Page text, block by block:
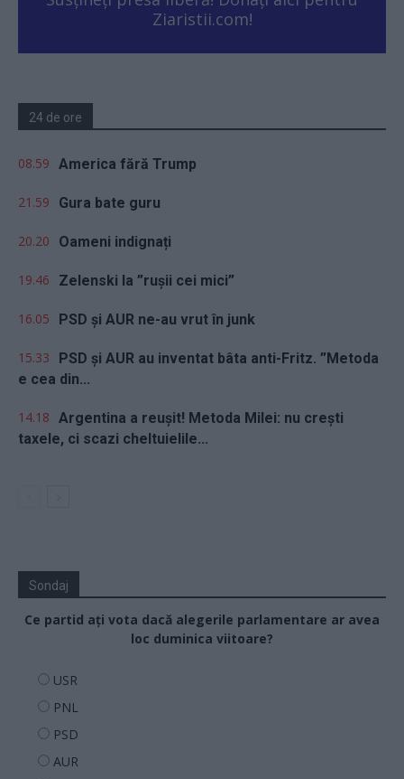
Ziaristii.com!
24 de ore
08.59 America fără Trump
21.59 Gura bate guru
20.20 Oameni indignați
19.46 Zelenski la ”rușii cei mici”
16.05 PSD și AUR ne-au vrut în junk
15.33
PSD și AUR au inventat bâta anti-Fritz. ”Metoda
e cea din...
14.18 Argentina a reușit! Metoda Milei: nu crești
taxele, ci scazi cheltuielile...
Sondaj
Ce partid ați vota dacă alegerile parlamentare ar avea
loc duminica viitoare?
USR
PNL
PSD
AUR